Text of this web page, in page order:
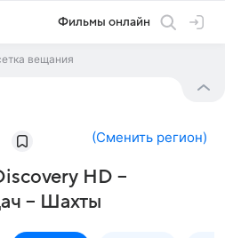
Фильмы онлайн
вещания
(Сменить регион)
HD –
– Шахты